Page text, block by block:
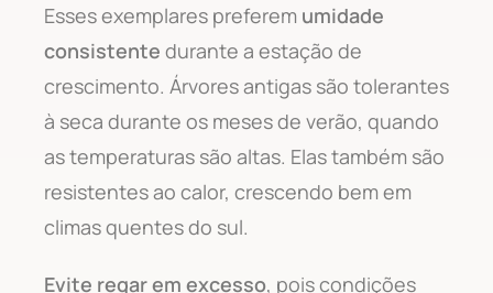
Esses exemplares preferem umidade
consistente durante a estação de
crescimento. Árvores antigas são tolerantes
à seca durante os meses de verão, quando
as temperaturas são altas. Elas também são
resistentes ao calor, crescendo bem em
climas quentes do sul.
Evite regar em excesso, pois condições